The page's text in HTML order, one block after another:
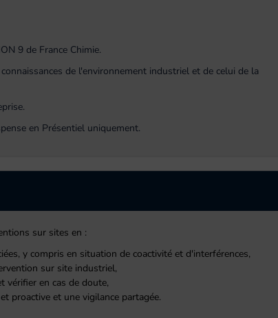
9 de France Chimie.
de l'environnement industriel et de celui de la
en Présentiel uniquement.
sur sites en :
y compris en situation de coactivité et d'interférences,
sur site industriel,
vérifier en cas de doute,
proactive et une vigilance partagée.